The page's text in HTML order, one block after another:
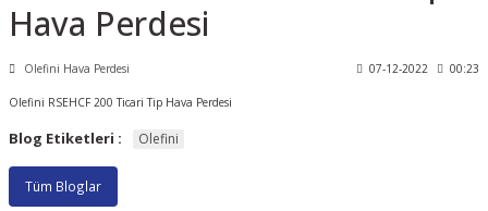
Hava Perdesi
Olefini Hava Perdesi 07-12-2022 00:23
Olefini RSEHCF 200 Ticari Tip Hava Perdesi
Blog Etiketleri : Olefini
Tüm Bloglar